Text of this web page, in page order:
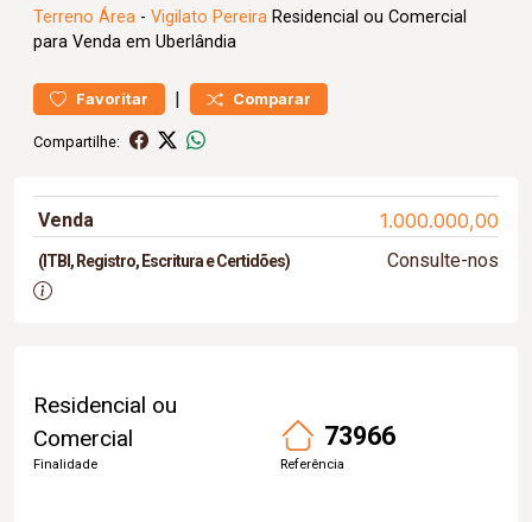
Terreno Área - Vigilato Pereira Residencial ou Comercial
para Venda em Uberlândia
Favoritar | Comparar
Compartilhe:
Venda 1.000.000,00
(ITBI, Registro, Escritura e Certidões) Consulte-nos
Residencial ou
Comercial
Finalidade
73966
Referência